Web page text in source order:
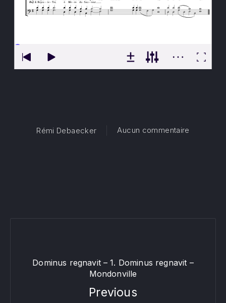
Rémi Debaecker Aucun commentaire
Dominus regnavit – 1. Dominus regnavit –
Mondonville
Previous